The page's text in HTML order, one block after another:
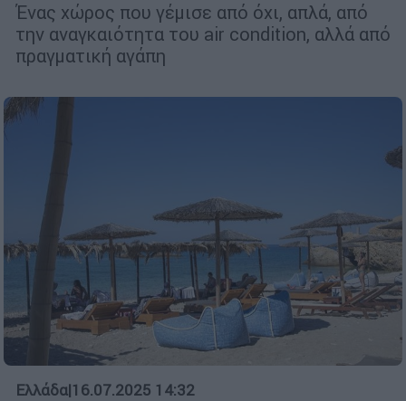
Ένας χώρος που γέμισε από όχι, απλά, από
την αναγκαιότητα του air condition, αλλά από
πραγματική αγάπη
Ελλάδα|16.07.2025 14:32